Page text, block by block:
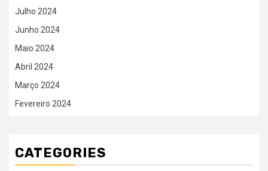
Julho 2024
Junho 2024
Maio 2024
Abril 2024
Março 2024
Fevereiro 2024
CATEGORIES